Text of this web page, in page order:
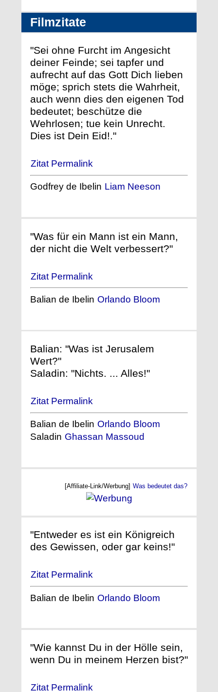
Filmzitate
"Sei ohne Furcht im Angesicht
deiner Feinde; sei tapfer und
aufrecht auf das Gott Dich lieben
möge; sprich stets die Wahrheit,
auch wenn dies den eigenen Tod
bedeutet; beschütze die
Wehrlosen; tue kein Unrecht.
Dies ist Dein Eid!."
Zitat Permalink
Godfrey de Ibelin Liam Neeson
"Was für ein Mann ist ein Mann,
der nicht die Welt verbessert?"
Zitat Permalink
Balian de Ibelin Orlando Bloom
Balian: "Was ist Jerusalem
Wert?"
Saladin: "Nichts. ... Alles!"
Zitat Permalink
Balian de Ibelin Orlando Bloom
Saladin Ghassan Massoud
[Affiliate-Link/Werbung] Was bedeutet das?
"Entweder es ist ein Königreich
des Gewissen, oder gar keins!"
Zitat Permalink
Balian de Ibelin Orlando Bloom
"Wie kannst Du in der Hölle sein,
wenn Du in meinem Herzen bist?"
Zitat Permalink